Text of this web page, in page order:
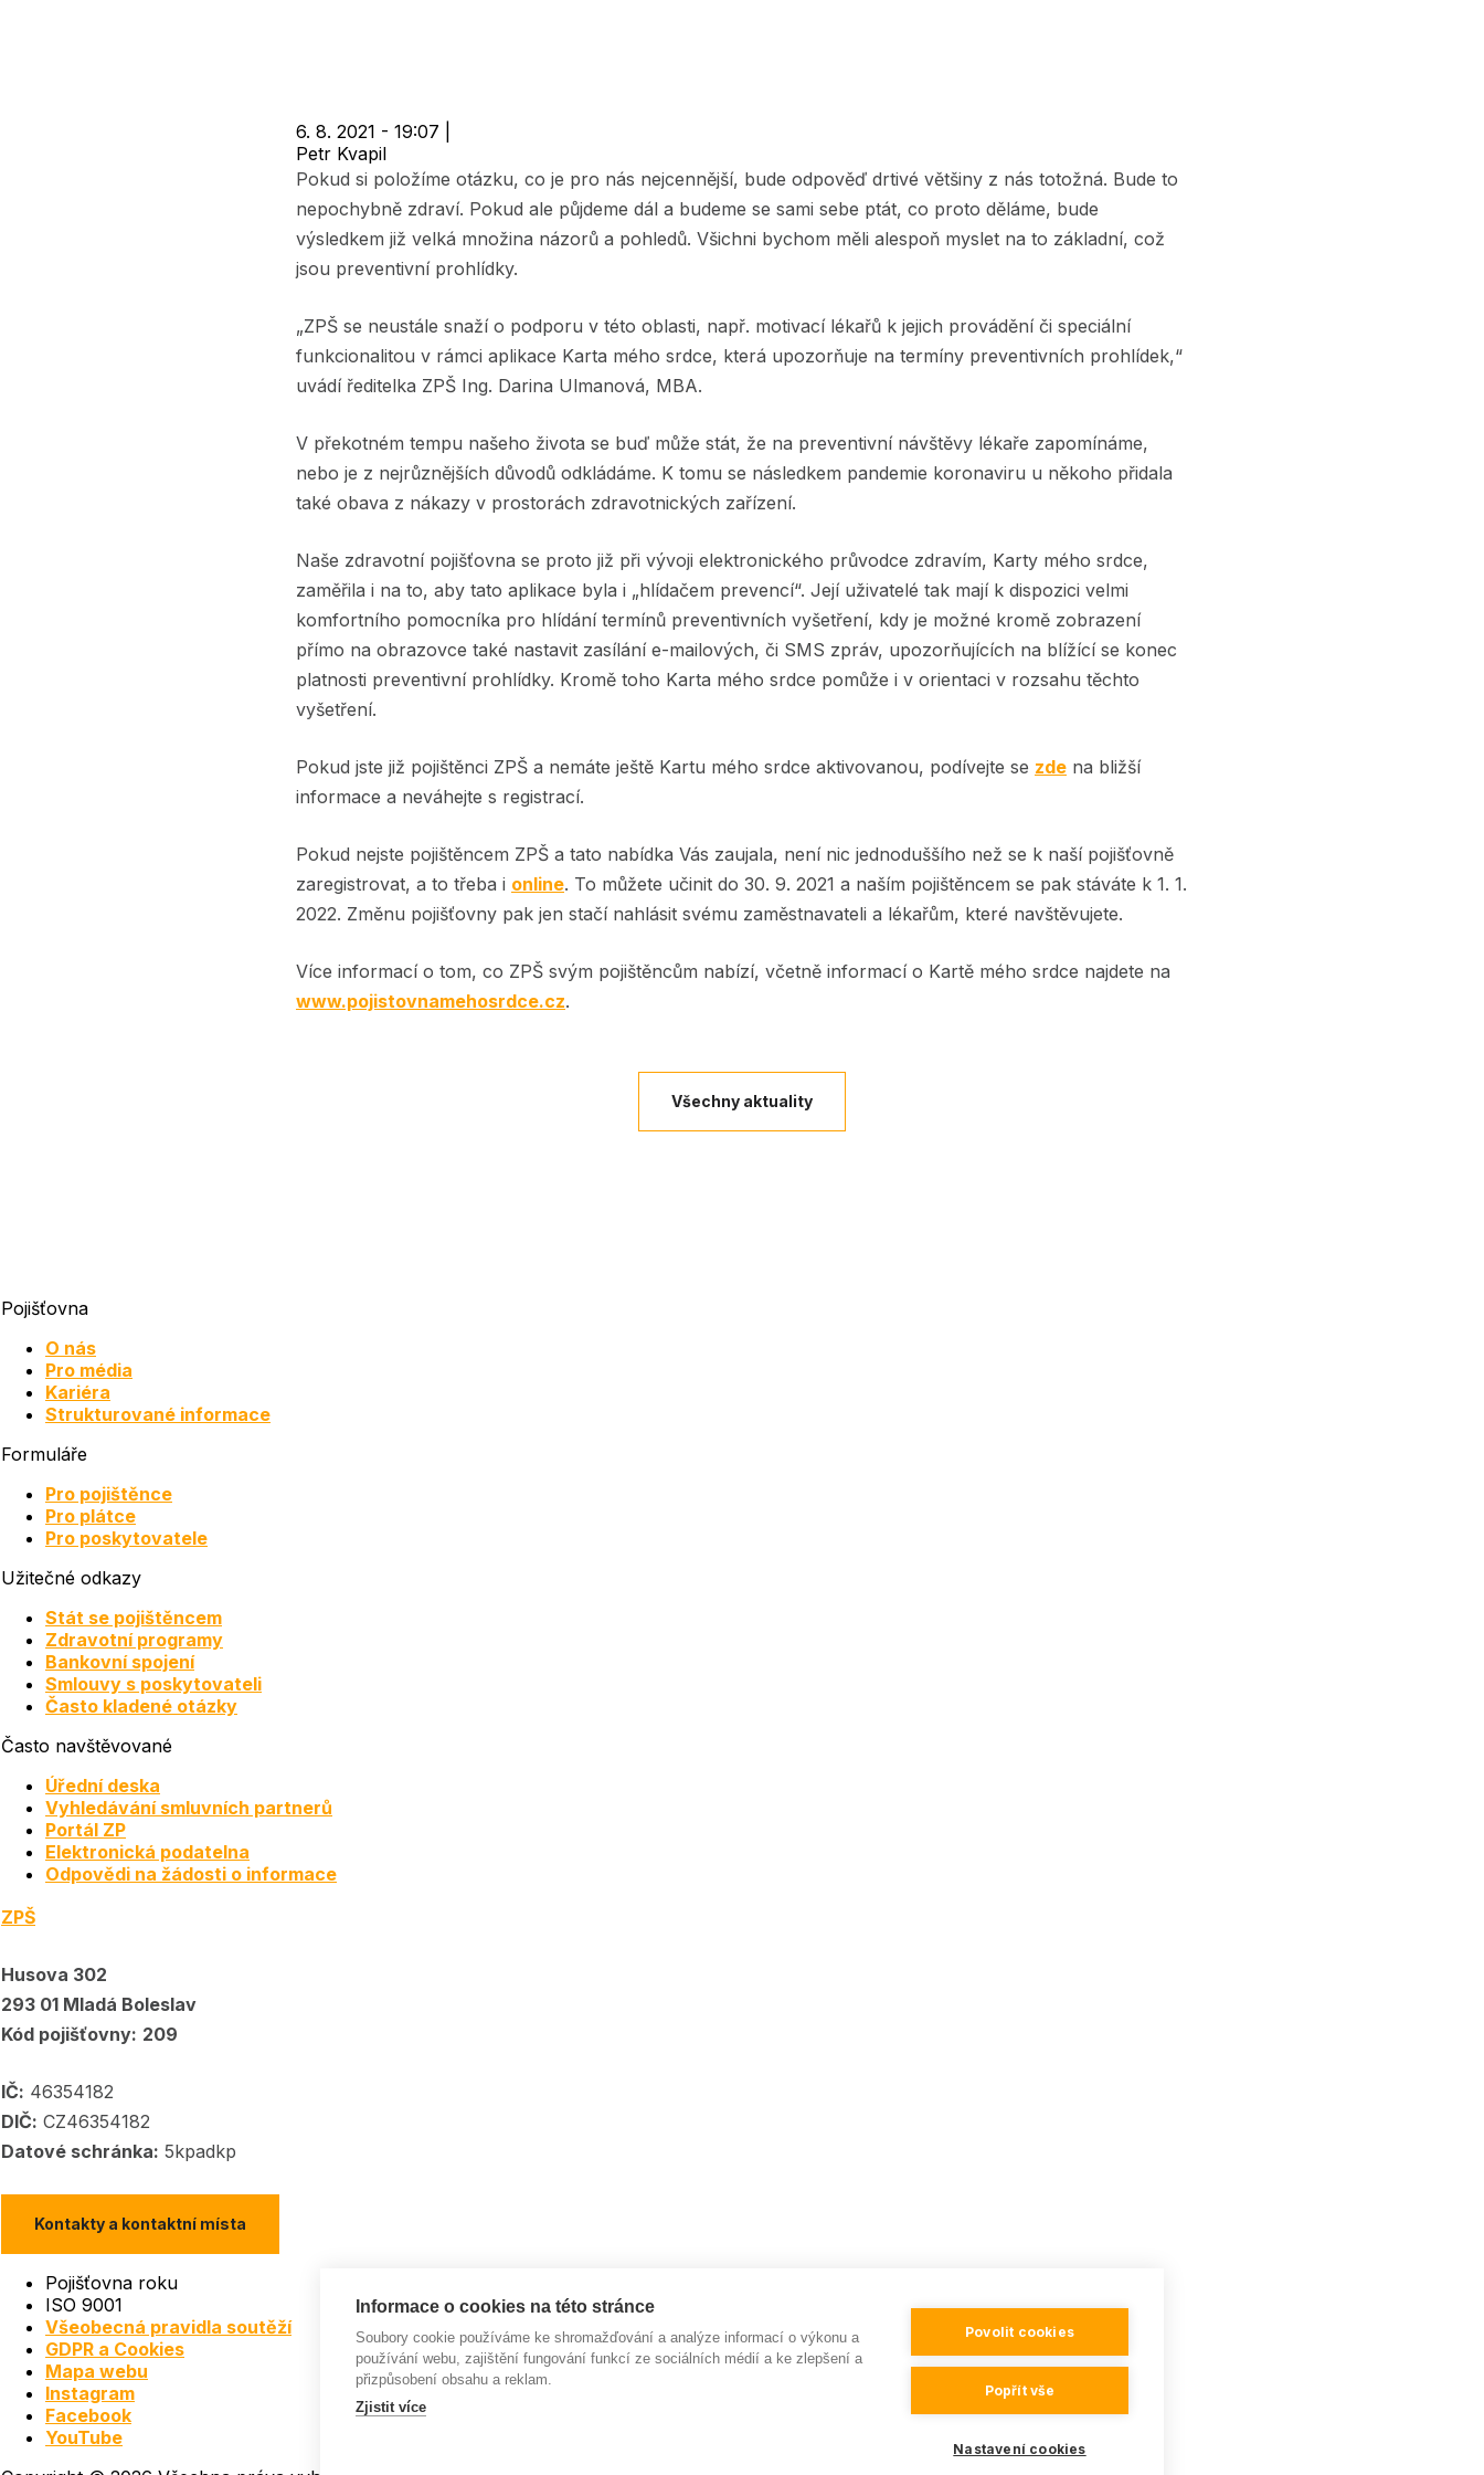
6. 8. 2021 - 19:07
Petr Kvapil
Pokud si položíme otázku, co je pro nás nejcennější, bude odpověď drtivé většiny z nás totožná. Bude to
nepochybně zdraví. Pokud ale půjdeme dál a budeme se sami sebe ptát, co proto děláme, bude
výsledkem již velká množina názorů a pohledů. Všichni bychom měli alespoň myslet na to základní, což
jsou preventivní prohlídky.
„ZPŠ se neustále snaží o podporu v této oblasti, např. motivací lékařů k jejich provádění či speciální
funkcionalitou v rámci aplikace Karta mého srdce, která upozorňuje na termíny preventivních prohlídek,“
uvádí ředitelka ZPŠ Ing. Darina Ulmanová, MBA.
V překotném tempu našeho života se buď může stát, že na preventivní návštěvy lékaře zapomínáme,
nebo je z nejrůznějších důvodů odkládáme. K tomu se následkem pandemie koronaviru u někoho přidala
také obava z nákazy v prostorách zdravotnických zařízení.
Naše zdravotní pojišťovna se proto již při vývoji elektronického průvodce zdravím, Karty mého srdce,
zaměřila i na to, aby tato aplikace byla i „hlídačem prevencí“. Její uživatelé tak mají k dispozici velmi
komfortního pomocníka pro hlídání termínů preventivních vyšetření, kdy je možné kromě zobrazení
přímo na obrazovce také nastavit zasílání e-mailových, či SMS zpráv, upozorňujících na blížící se konec
platnosti preventivní prohlídky. Kromě toho Karta mého srdce pomůže i v orientaci v rozsahu těchto
vyšetření.
Pokud jste již pojištěnci ZPŠ a nemáte ještě Kartu mého srdce aktivovanou, podívejte se zde na bližší
informace a neváhejte s registrací.
Pokud nejste pojištěncem ZPŠ a tato nabídka Vás zaujala, není nic jednoduššího než se k naší pojišťovně
zaregistrovat, a to třeba i online. To můžete učinit do 30. 9. 2021 a naším pojištěncem se pak stáváte k 1. 1.
2022. Změnu pojišťovny pak jen stačí nahlásit svému zaměstnavateli a lékařům, které navštěvujete.
Více informací o tom, co ZPŠ svým pojištěncům nabízí, včetně informací o Kartě mého srdce najdete na
www.pojistovnamehosrdce.cz.
Všechny aktuality
Pojišťovna
O nás
Pro média
Kariéra
Strukturované informace
Formuláře
Pro pojištěnce
Pro plátce
Pro poskytovatele
Užitečné odkazy
Stát se pojištěncem
Zdravotní programy
Bankovní spojení
Smlouvy s poskytovateli
Často kladené otázky
Často navštěvované
Úřední deska
Vyhledávání smluvních partnerů
Portál ZP
Elektronická podatelna
Odpovědi na žádosti o informace
ZPŠ
Husova 302
293 01 Mladá Boleslav
Kód pojišťovny: 209
IČ: 46354182
DIČ: CZ46354182
Datové schránka: 5kpadkp
Kontakty a kontaktní místa
Pojišťovna roku
ISO 9001
Všeobecná pravidla soutěží
GDPR a Cookies
Mapa webu
Instagram
Facebook
YouTube
Informace o cookies na této stránce
Soubory cookie používáme ke shromažďování a analýze informací o výkonu a
používání webu, zajištění fungování funkcí ze sociálních médií a ke zlepšení a
přizpůsobení obsahu a reklam.
Zjistit více
Povolit cookies
Popřít vše
Nastavení cookies